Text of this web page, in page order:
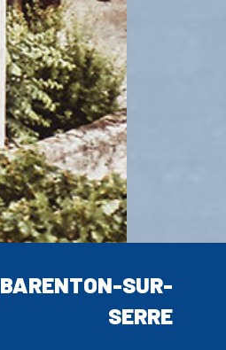
BARENTON-SUR-
SERRE